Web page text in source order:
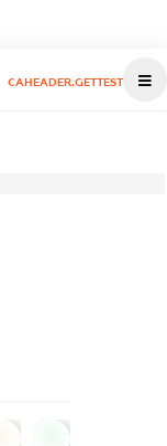
CAHEADER.GETTEST